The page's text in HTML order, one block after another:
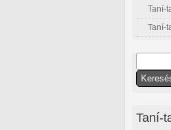
Taní-
Taní-
Taní-